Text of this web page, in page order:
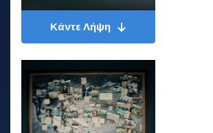
Κάντε Λήψη